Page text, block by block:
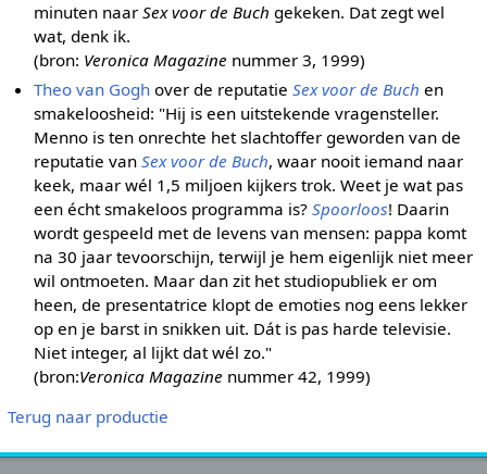
minuten naarSex voor de Buch gekeken. Dat zegt wel
wat, denk ik.
(bron: Veronica Magazine nummer 3, 1999)
Theo van Gogh over de reputatieSex voor de Buch en
smakeloosheid: "Hij is een uitstekende vragensteller.
Menno is ten onrechte het slachtoffer geworden van de
reputatie vanSex voor de Buch, waar nooit iemand naar
keek, maar wél 1,5 miljoen kijkers trok. Weet je wat pas
een écht smakeloos programma is?Spoorloos! Daarin
wordt gespeeld met de levens van mensen: pappa komt
na 30 jaar tevoorschijn, terwijl je hem eigenlijk niet meer
wil ontmoeten. Maar dan zit het studiopubliek er om
heen, de presentatrice klopt de emoties nog eens lekker
op en je barst in snikken uit. Dát is pas harde televisie.
Niet integer, al lijkt dat wél zo."
(bron:Veronica Magazine nummer 42, 1999)
Terug naar productie